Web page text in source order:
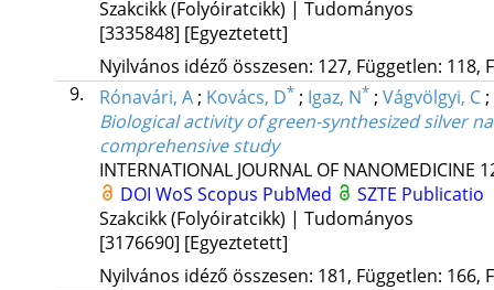
Szakcikk (Folyóiratcikk) | Tudományos
[3335848] [Egyeztetett]
Nyilvános idéző összesen: 127, Független: 118,
9.
Rónavári, A; Kovács, D* ; Igaz, N* ; Vágvölgyi, C;
Biological activity of green-synthesized silver
comprehensive study
INTERNATIONAL JOURNAL OF NANOMEDICINE
DOI WoS Scopus PubMed
SZTE Publicatio
Szakcikk (Folyóiratcikk) | Tudományos
[3176690] [Egyeztetett]
Nyilvános idéző összesen: 181, Független: 166,